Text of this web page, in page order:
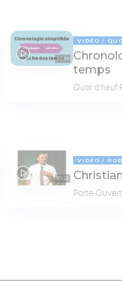
20:49
VIDÉO
temps
Quoi d'neuf
35:22
VIDÉO
Porte